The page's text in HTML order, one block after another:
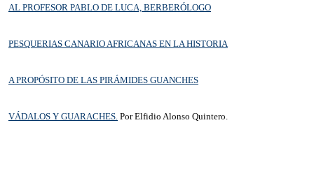
AL PROFESOR PABLO DE LUCA, BERBERÓLOGO
PESQUERIAS CANARIO AFRICANAS EN LA HISTORIA
A PROPÓSITO DE LAS PIRÁMIDES GUANCHES
VÁDALOS Y GUARACHES. Por Elfidio Alonso Quintero.